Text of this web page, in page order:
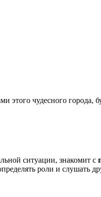
этого чудесного города,
ситуации, знакомит с
роли и слушать